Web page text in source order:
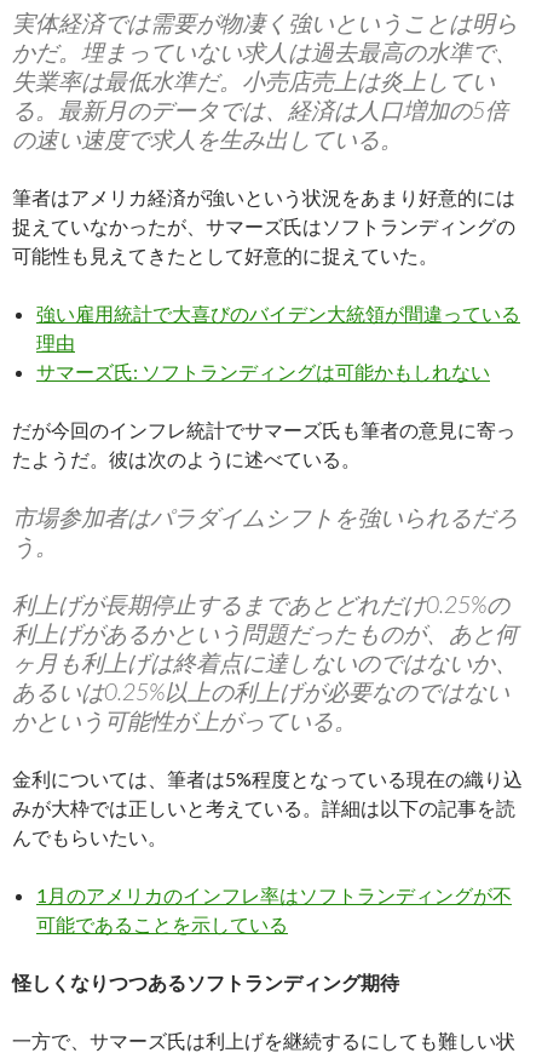
実体経済では需要が物凄く強いということは明ら
かだ。埋まっていない求人は過去最高の水準で、
失業率は最低水準だ。小売店売上は炎上してい
る。最新月のデータでは、経済は人口増加の5倍
の速い速度で求人を生み出している。
筆者はアメリカ経済が強いという状況をあまり好意的には
捉えていなかったが、サマーズ氏はソフトランディングの
可能性も見えてきたとして好意的に捉えていた。
強い雇用統計で大喜びのバイデン大統領が間違っている
理由
サマーズ氏: ソフトランディングは可能かもしれない
だが今回のインフレ統計でサマーズ氏も筆者の意見に寄っ
たようだ。彼は次のように述べている。
市場参加者はパラダイムシフトを強いられるだろ
う。
利上げが長期停止するまであとどれだけ0.25%の
利上げがあるかという問題だったものが、あと何
ヶ月も利上げは終着点に達しないのではないか、
あるいは0.25%以上の利上げが必要なのではない
かという可能性が上がっている。
金利については、筆者は5%程度となっている現在の織り込
みが大枠では正しいと考えている。詳細は以下の記事を読
んでもらいたい。
1月のアメリカのインフレ率はソフトランディングが不
可能であることを示している
怪しくなりつつあるソフトランディング期待
一方で、サマーズ氏は利上げを継続するにしても難しい状